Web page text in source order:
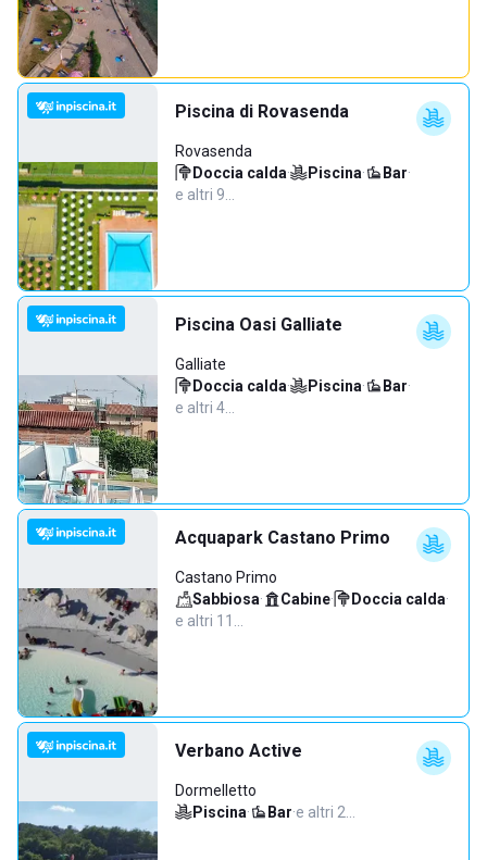
Piscina di Rovasenda
Rovasenda
Doccia calda· Piscina· Bar·
e altri 9…
Piscina Oasi Galliate
Galliate
Doccia calda· Piscina· Bar·
e altri 4…
Acquapark Castano Primo
Castano Primo
Sabbiosa· Cabine· Doccia calda·
e altri 11…
Verbano Active
Dormelletto
Piscina· Bar·e altri 2…